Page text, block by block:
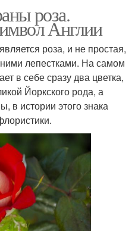
роза.
Англии
роза, и не простая,
лепестками. На самом
в себе сразу два цветка,
Йоркского рода, а
в истории этого знака